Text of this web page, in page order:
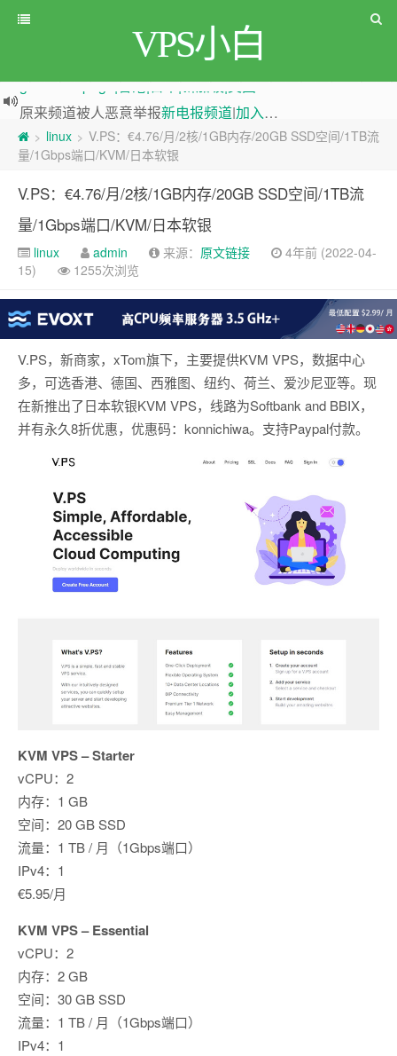
VPS小白
原来频道被人恶意举报新电报频道 加入电报群
greenwebpage|香港|日本|新加坡|美国等多地vps测评|移动直连|1Gbps带宽|年付€29
> linux > V.PS：€4.76/月/2核/1GB内存/20GB SSD空间/1TB流
量/1Gbps端口/KVM/日本软银
V.PS：€4.76/月/2核/1GB内存/20GB SSD空间/1TB流
量/1Gbps端口/KVM/日本软银
linux admin 来源： 原文链接
4年前 (2022-04-
15)
1255次浏览
V.PS，新商家，xTom旗下，主要提供KVM VPS，数据中心
多，可选香港、德国、西雅图、纽约、荷兰、爱沙尼亚等。现
在新推出了日本软银KVM VPS，线路为Softbank and BBIX，
并有永久8折优惠，优惠码：konnichiwa。支持Paypal付款。
KVM VPS – Starter
vCPU：2
内存：1 GB
空间：20 GB SSD
流量：1 TB / 月（1Gbps端口）
IPv4：1
€5.95/月
KVM VPS – Essential
vCPU：2
内存：2 GB
空间：30 GB SSD
流量：1 TB / 月（1Gbps端口）
IPv4：1